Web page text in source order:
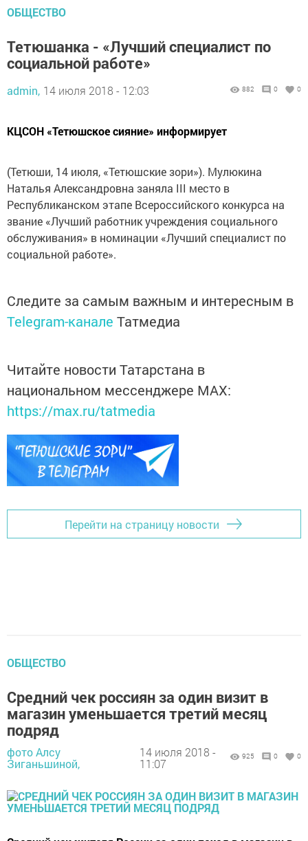
ОБЩЕСТВО
Тетюшанка - «Лучший специалист по
социальной работе»
admin, 14 июля 2018 - 12:03 882 0 0
КЦСОН «Тетюшское сияние» информирует
(Тетюши, 14 июля, «Тетюшские зори»). Мулюкина
Наталья Александровна заняла III место в
Республиканском этапе Всероссийского конкурса на
звание «Лучший работник учреждения социального
обслуживания» в номинации «Лучший специалист по
социальной работе».
Следите за самым важным и интересным в
Telegram-канале Татмедиа
Читайте новости Татарстана в
национальном мессенджере MАХ:
https://max.ru/tatmedia
Перейти на страницу новости
ОБЩЕСТВО
Средний чек россиян за один визит в
магазин уменьшается третий месяц
подряд
фото Алсу
Зиганьшиной,
14 июля 2018 -
11:07
925 0 0